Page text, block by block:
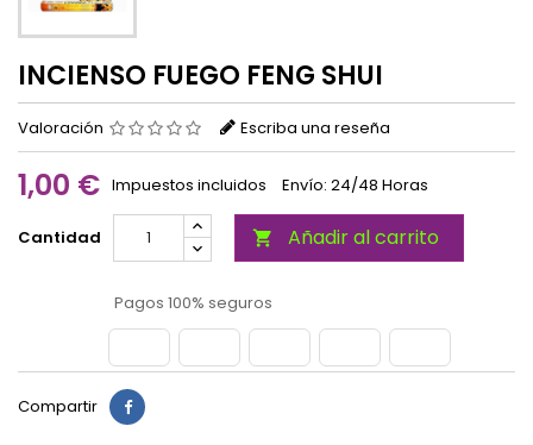
INCIENSO FUEGO FENG SHUI
Valoración Escriba una reseña
1,00 € Impuestos incluidos Envío: 24/48 Horas
Cantidad  Añadir al carrito
Pagos 100% seguros
Compartir